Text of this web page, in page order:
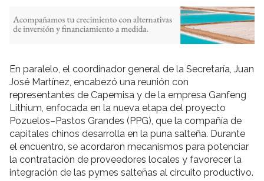
En paralelo, el coordinador general de la Secretaría, Juan
José Martínez, encabezó una reunión con
representantes de Capemisa y de la empresa Ganfeng
Lithium, enfocada en la nueva etapa del proyecto
Pozuelos–Pastos Grandes (PPG), que la compañía de
capitales chinos desarrolla en la puna salteña. Durante
el encuentro, se acordaron mecanismos para potenciar
la contratación de proveedores locales y favorecer la
integración de las pymes salteñas al circuito productivo.